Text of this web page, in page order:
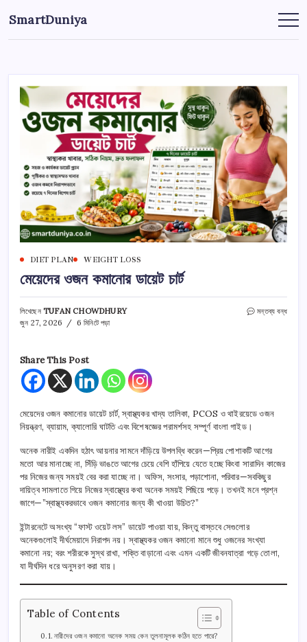
লেখায়
যান
SmartDuniya
Be
&
fitness
tips.
DIET PLAN WEIGHT LOSS
মেয়েদের ওজন কমানোর ডায়েট চার্ট
লিখেছেন TUFAN CHOWDHURY
জুন 27, 2026
6 মিনিটে পড়া
মেয়েদের
মন্তব্য বন্ধ
Share This Post
মেয়েদের ওজন কমানোর ডায়েট চার্ট, স্বাস্থ্যকর খাদ্য তালিকা, PCOS ও থাইরয়েডে ওজন
নিয়ন্ত্রণ, ব্যায়াম, ক্যালোরি ঘাটতি এবং বিশেষজ্ঞের পরামর্শসহ সম্পূর্ণ বাংলা গাইড।
অনেক নারীই একদিন হঠাৎ আয়নার সামনে দাঁড়িয়ে উপলব্ধি করেন—প্রিয় পোশাকটি আগের
মতো আর মানাচ্ছে না, সিঁড়ি ভাঙতে আগের চেয়ে বেশি হাঁপিয়ে যেতে হচ্ছে কিংবা সারাদিন কাজের
পর নিজের জন্য সময়ই বের করা যাচ্ছে না। অফিস, সংসার, পড়াশোনা, পরিবার—সবকিছুর
দায়িত্ব সামলাতে গিয়ে নিজের স্বাস্থ্যের কথা অনেক সময়ই পিছিয়ে পড়ে। তখনই মনে প্রশ্ন
জাগে—”স্বাস্থ্যকরভাবে ওজন কমানোর জন্য কী খাওয়া উচিত?”
ইন্টারনেটে অসংখ্য “ফাস্ট ওয়েট লস” ডায়েট পাওয়া যায়, কিন্তু বাস্তবে সেগুলোর
অনেকগুলোই দীর্ঘমেয়াদে নিরাপদ নয়। স্বাস্থ্যকর ওজন কমানো মানে শুধু ওজনের সংখ্যা
কমানো নয়; বরং শরীরকে সুস্থ রাখা, শক্তি বাড়ানো এবং এমন একটি জীবনযাত্রা গড়ে তোলা,
যা দীর্ঘদিন ধরে অনুসরণ করা যায়।
Table of Contents
নারীদের ওজন কমানো অনেক সময় কেন তুলনামূলক কঠিন হতে পারে?